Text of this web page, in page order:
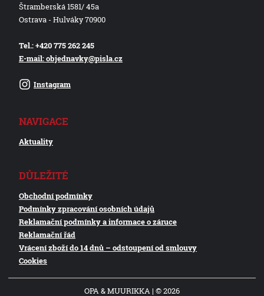
Štramberská 1581/ 45a
Ostrava - Hulváky 70900
Tel.: +420 775 262 245
E-mail: objednavky@pisla.cz
Instagram
NAVIGACE
Aktuality
DŮLEŽITÉ
Obchodní podmínky
Podmínky zpracování osobních údajů
Reklamační podmínky a informace o záruce
Reklamační řád
Vrácení zboží do 14 dnů – odstoupení od smlouvy
Cookies
OPA & MUURIKKA | © 2026